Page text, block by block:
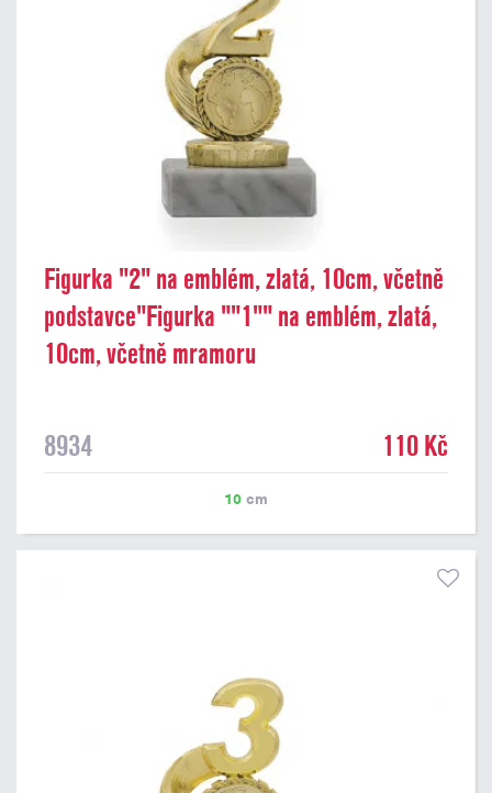
Figurka "2" na emblém, zlatá, 10cm, včetně
podstavce"Figurka ""1"" na emblém, zlatá,
10cm, včetně mramoru
8934 110 Kč
10 cm